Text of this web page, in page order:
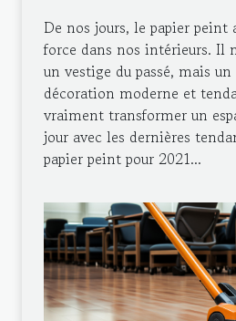
De nos jours, le papier
force dans nos intérieurs. Il
un vestige du passé, mais
décoration moderne et
vraiment transformer un
jour avec les dernières
papier peint pour 2021...